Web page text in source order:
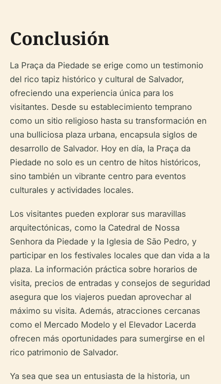
Conclusión
La Praça da Piedade se erige como un testimonio
del rico tapiz histórico y cultural de Salvador,
ofreciendo una experiencia única para los
visitantes. Desde su establecimiento temprano
como un sitio religioso hasta su transformación en
una bulliciosa plaza urbana, encapsula siglos de
desarrollo de Salvador. Hoy en día, la Praça da
Piedade no solo es un centro de hitos históricos,
sino también un vibrante centro para eventos
culturales y actividades locales.
Los visitantes pueden explorar sus maravillas
arquitectónicas, como la Catedral de Nossa
Senhora da Piedade y la Iglesia de São Pedro, y
participar en los festivales locales que dan vida a la
plaza. La información práctica sobre horarios de
visita, precios de entradas y consejos de seguridad
asegura que los viajeros puedan aprovechar al
máximo su visita. Además, atracciones cercanas
como el Mercado Modelo y el Elevador Lacerda
ofrecen más oportunidades para sumergirse en el
rico patrimonio de Salvador.
Ya sea que sea un entusiasta de la historia, un